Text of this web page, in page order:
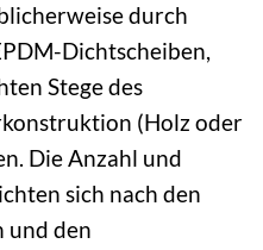
durch
Dichtscheiben,
Stege des
(Holz oder
Die Anzahl und
sich nach den
und den